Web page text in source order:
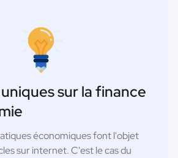
sur la finance
économiques font l'objet
sur internet. C'est le cas du